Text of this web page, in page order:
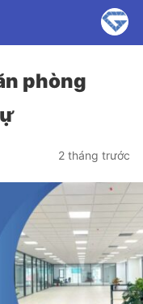
phòng
2 tháng trước